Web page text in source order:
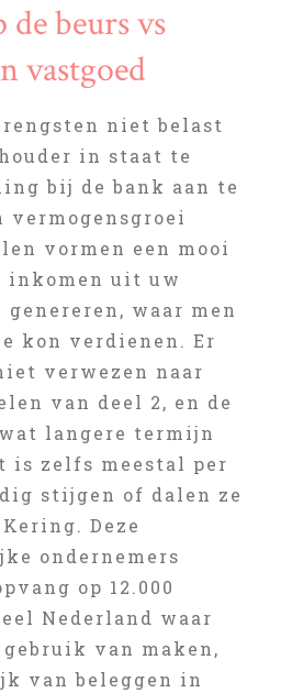
de beurs vs
vastgoed
niet belast
in staat te
bij de bank aan te
vermogensgroei
vormen een mooi
inkomen uit uw
waar men
kon verdienen. Er
verwezen naar
van deel 2, en de
langere termijn
is zelfs meestal per
stijgen of dalen ze
Deze
ondernemers
op 12.000
Nederland waar
gebruik van maken,
van beleggen in